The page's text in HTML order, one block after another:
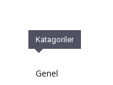
Katagoriler
Genel